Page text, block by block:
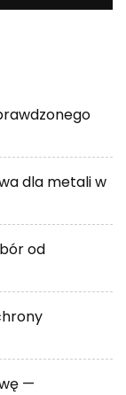
dla metali w
od
—